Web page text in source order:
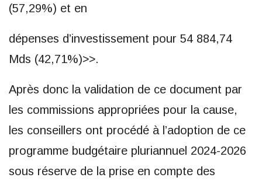
(57,29%) et en
dépenses d’investissement pour 54 884,74
Mds (42,71%)>>.
Après donc la validation de ce document par
les commissions appropriées pour la cause,
les conseillers ont procédé à l’adoption de ce
programme budgétaire pluriannuel 2024-2026
sous réserve de la prise en compte des